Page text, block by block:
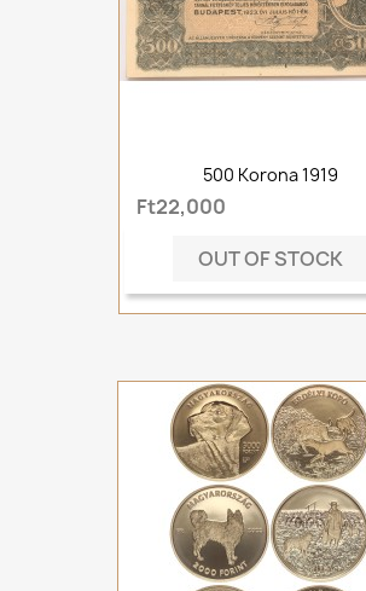
500 Korona 1919
Ft22,000
OUT OF STOCK